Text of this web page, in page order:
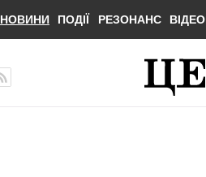
НОВИНИ ПОДІЇ РЕЗОНАНС ВІДЕО